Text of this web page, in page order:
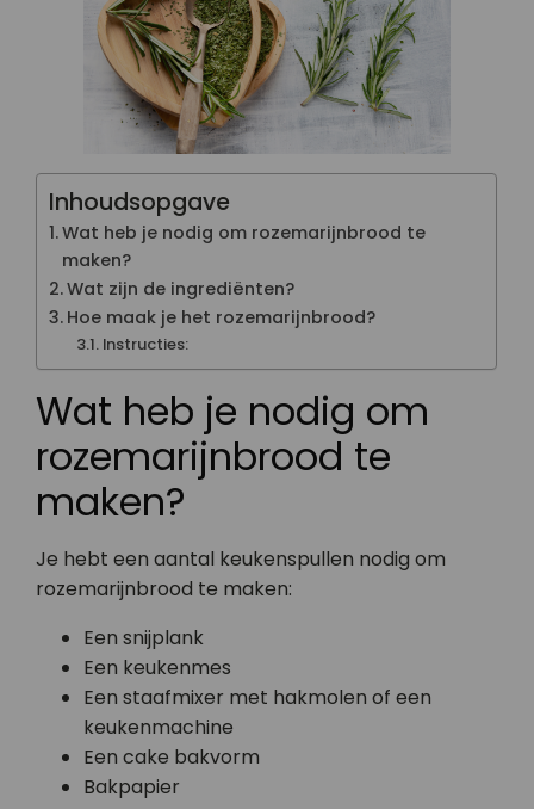
Inhoudsopgave
Wat heb je nodig om rozemarijnbrood te
maken?
Wat zijn de ingrediënten?
Hoe maak je het rozemarijnbrood?
Instructies:
Wat heb je nodig om
rozemarijnbrood te
maken?
Je hebt een aantal keukenspullen nodig om
rozemarijnbrood te maken:
Een snijplank
Een keukenmes
Een staafmixer met hakmolen of een
keukenmachine
Een cake bakvorm
Bakpapier